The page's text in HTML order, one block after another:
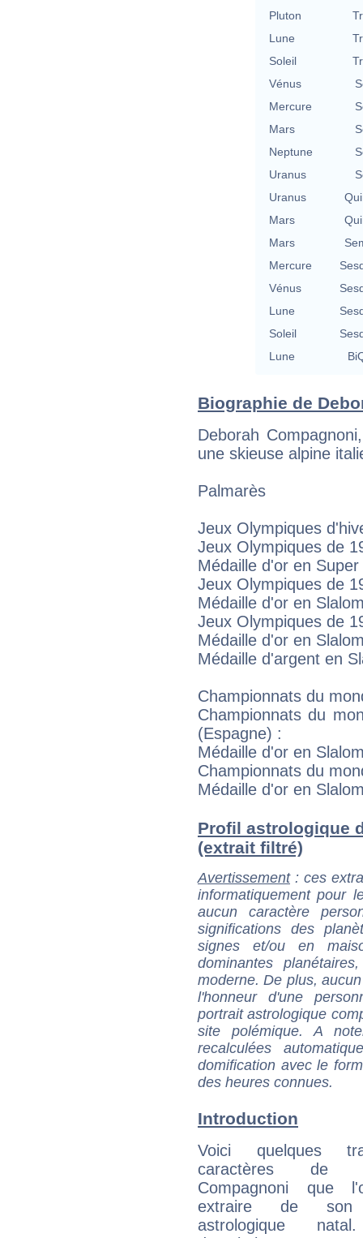
Pluton
Lune
Soleil
Vénus
Mercure
Mars
Neptune
Uranus
Uranus
Mars
Mars
Mercure
Vénus
Lune
Soleil
Lune
Biographie de
Deborah
une skieuse alpine
Palmarès
Jeux Olympiques
Jeux Olympiques de
Médaille d'or en
Jeux Olympiques de
Médaille d'or en
Jeux Olympiques de
Médaille d'or en
Médaille d'argent en
Championnats du
Championnats du
(Espagne) :
Médaille d'or en
Championnats du
Médaille d'or en
Profil astrologique
(extrait filtré)
Avertissement: ces
informatiquement pour
aucun caractère
significations des
signes et/ou en
dominantes
moderne. De plus,
l'honneur d'une
portrait astrologique
site polémique. A
recalculées
domification avec le
des heures connues.
Introduction
Voici quelques
caractères de
Compagnoni que
extraire de son
astrologique